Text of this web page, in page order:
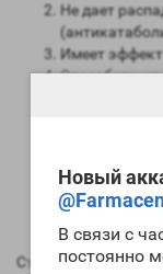
Новый
В связи с
постоянно
Не дает
Имеет
Ускорят
кости;
Поднимает
Улучшает
Стоить помнить,